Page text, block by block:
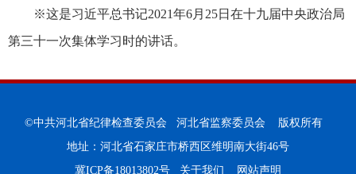
※这是习近平总书记2021年6月25日在十九届中央政治局
第三十一次集体学习时的讲话。
©中共河北省纪律检查委员会 河北省监察委员会 版权所有
地址：河北省石家庄市桥西区维明南大街46号
冀ICP备18013802号
关于我们 网站声明